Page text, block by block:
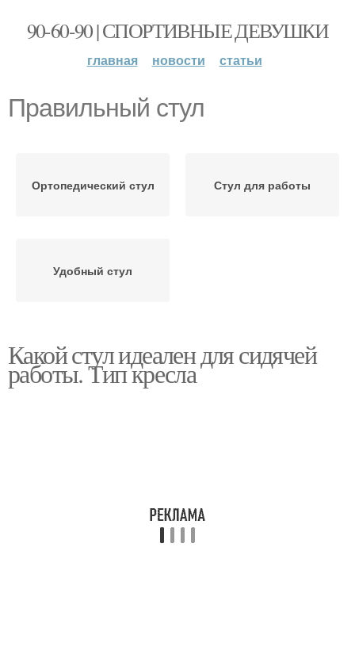
90-60-90 | СПОРТИВНЫЕ ДЕВУШКИ
главная новости статьи
Правильный стул
Ортопедический стул Стул для работы
Удобный стул
Какой стул идеален для сидячей
работы. Тип кресла